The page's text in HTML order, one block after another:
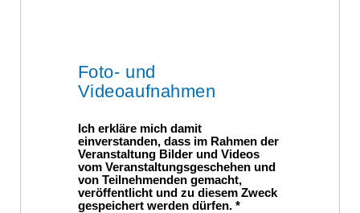
Foto- und
Videoaufnahmen
Ich erkläre mich damit
einverstanden, dass im Rahmen der
Veranstaltung Bilder und Videos
vom Veranstaltungsgeschehen und
von Teilnehmenden gemacht,
veröffentlicht und zu diesem Zweck
gespeichert werden dürfen.